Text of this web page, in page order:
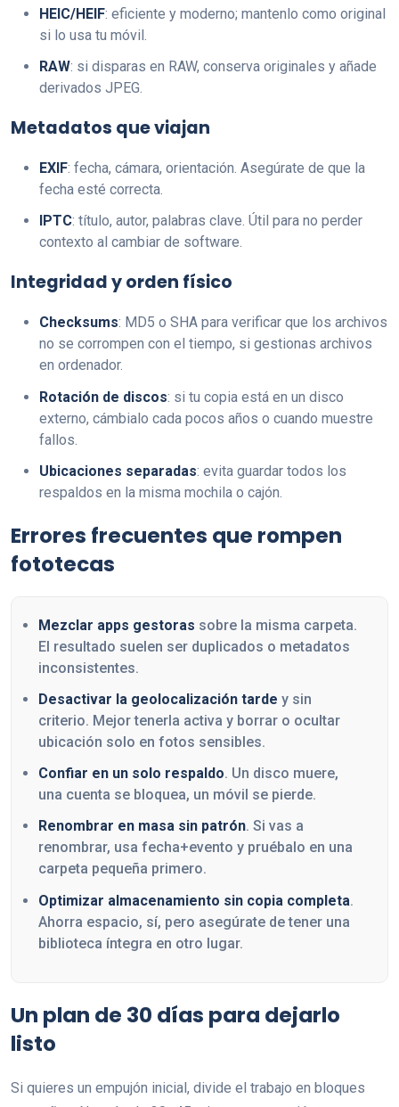
HEIC/HEIF: eficiente y moderno; mantenlo como original
si lo usa tu móvil.
RAW: si disparas en RAW, conserva originales y añade
derivados JPEG.
Metadatos que viajan
EXIF: fecha, cámara, orientación. Asegúrate de que la
fecha esté correcta.
IPTC: título, autor, palabras clave. Útil para no perder
contexto al cambiar de software.
Integridad y orden físico
Checksums: MD5 o SHA para verificar que los archivos
no se corrompen con el tiempo, si gestionas archivos
en ordenador.
Rotación de discos: si tu copia está en un disco
externo, cámbialo cada pocos años o cuando muestre
fallos.
Ubicaciones separadas: evita guardar todos los
respaldos en la misma mochila o cajón.
Errores frecuentes que rompen
fototecas
Mezclar apps gestoras sobre la misma carpeta.
El resultado suelen ser duplicados o metadatos
inconsistentes.
Desactivar la geolocalización tarde y sin
criterio. Mejor tenerla activa y borrar o ocultar
ubicación solo en fotos sensibles.
Confiar en un solo respaldo. Un disco muere,
una cuenta se bloquea, un móvil se pierde.
Renombrar en masa sin patrón. Si vas a
renombrar, usa fecha+evento y pruébalo en una
carpeta pequeña primero.
Optimizar almacenamiento sin copia completa.
Ahorra espacio, sí, pero asegúrate de tener una
biblioteca íntegra en otro lugar.
Un plan de 30 días para dejarlo
listo
Si quieres un empujón inicial, divide el trabajo en bloques